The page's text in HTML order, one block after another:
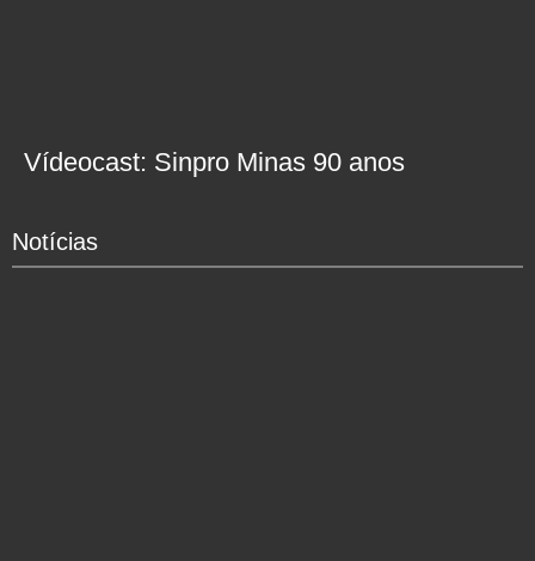
Vídeocast: Sinpro Minas 90 anos
Notícias